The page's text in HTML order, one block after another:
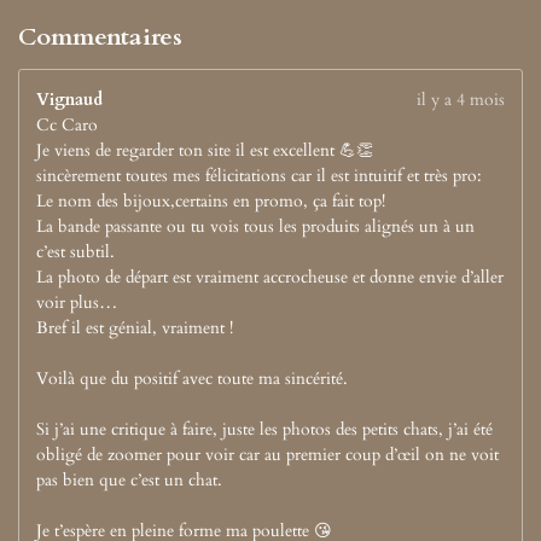
Commentaires
Vignaud
il y a 4 mois
Cc Caro
Je viens de regarder ton site il est excellent 💪👏
sincèrement toutes mes félicitations car il est intuitif et très pro:
Le nom des bijoux,certains en promo, ça fait top!
La bande passante ou tu vois tous les produits alignés un à un
c’est subtil.
La photo de départ est vraiment accrocheuse et donne envie d’aller
voir plus…
Bref il est génial, vraiment !
Voilà que du positif avec toute ma sincérité.
Si j’ai une critique à faire, juste les photos des petits chats, j’ai été
obligé de zoomer pour voir car au premier coup d’œil on ne voit
pas bien que c’est un chat.
Je t’espère en pleine forme ma poulette 😘